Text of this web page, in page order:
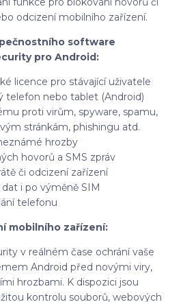
odcizení mobilního zařízení.
software
pro Android:
licence pro stávající uživatele
telefon nebo tablet (Android)
proti virům, spyware, spamu,
stránkám, phishingu atd.
hrozby
hovorů a SMS zpráv
či odcizení zařízení
i po výměně SIM
telefonu
mobilního zařízení:
v reálném čase ochrání vaše
Android před novými viry,
hrozbami. K dispozici jsou
kontrolu souborů, webových